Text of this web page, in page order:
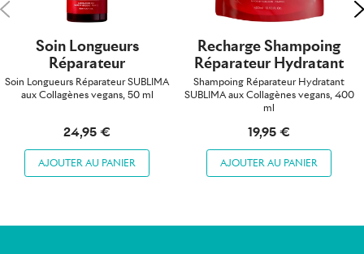
Précédent
Soin Longueurs
Réparateur
Soin Longueurs Réparateur SUBLIMA
aux Collagènes vegans, 50 ml
24,95 €
AJOUTER AU PANIER
Recharge Shampoing
Réparateur Hydratant
Shampoing Réparateur Hydratant
SUBLIMA aux Collagènes vegans, 400
ml
19,95 €
AJOUTER AU PANIER